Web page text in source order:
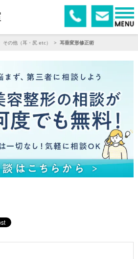
その他（耳・尻 etc） > 耳垂変形修正術